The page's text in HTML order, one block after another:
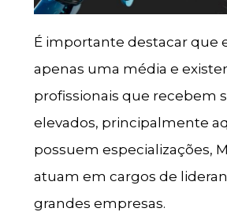
É importante destacar que
apenas uma média e
profissionais que recebem
elevados, principalmente
possuem especializações,
atuam em cargos de
grandes empresas.